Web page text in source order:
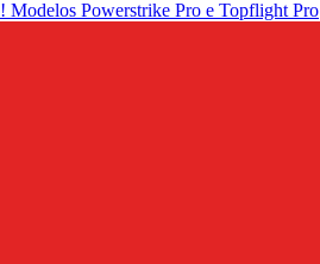
! Modelos Powerstrike Pro e Topflight Pro